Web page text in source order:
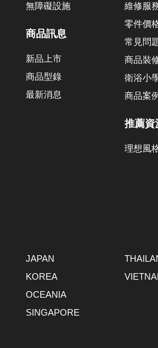
無障礙設施
商品訊息
新品上市
商品型錄
最新消息
維修服
零件價
常見問
商品裝
衛浴小
商品案
推薦資
理想風
JAPAN
KOREA
OCEANIA
SINGAPORE